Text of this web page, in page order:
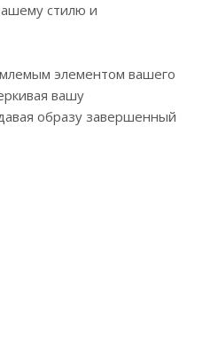
стилю и
элементом вашего
вашу
образу завершенный